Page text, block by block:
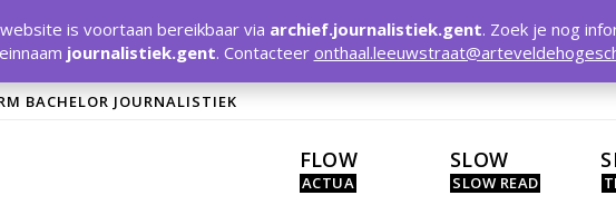
BACHELOR JOURNALISTIEK
FLOW SLOW
is voortaan bereikbaar via archief.journalistiek.gent. Zoek je nog
journalistiek.gent. Contacteer